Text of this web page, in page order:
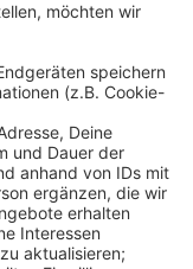
will.
werden
und Coach.
Schule
ihnen dicht auf